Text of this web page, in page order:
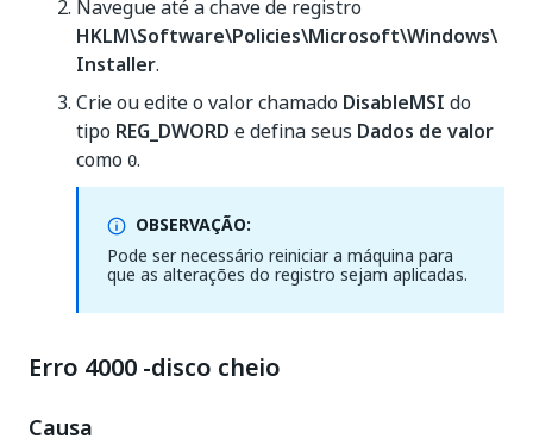
Navegue até a chave de registro
HKLM\Software\Policies\Microsoft\Windows\
Installer.
Crie ou edite o valor chamado DisableMSI do
tipo REG_DWORD e defina seus Dados de valor
como 0.
OBSERVAÇÃO:
Pode ser necessário reiniciar a máquina para
que as alterações do registro sejam aplicadas.
Erro 4000 -disco cheio
Causa